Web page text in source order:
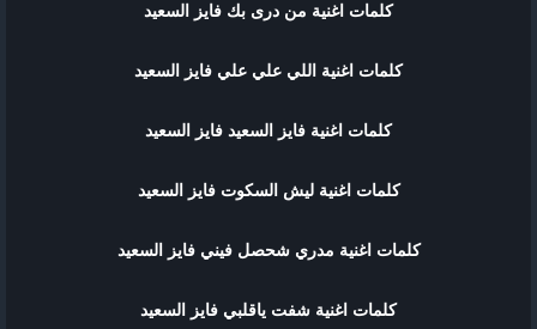
كلمات اغنية من درى بك فايز السعيد
كلمات اغنية اللي علي علي فايز السعيد
كلمات اغنية فايز السعيد فايز السعيد
كلمات اغنية ليش السكوت فايز السعيد
كلمات اغنية مدري شحصل فيني فايز السعيد
كلمات اغنية شفت ياقلبي فايز السعيد